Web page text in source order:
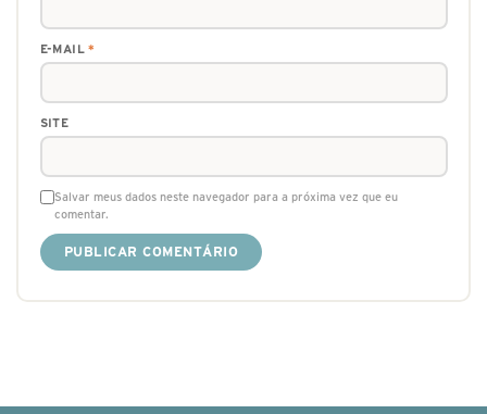
E-MAIL*
SITE
Salvar meus dados neste navegador para a próxima vez que eu
comentar.